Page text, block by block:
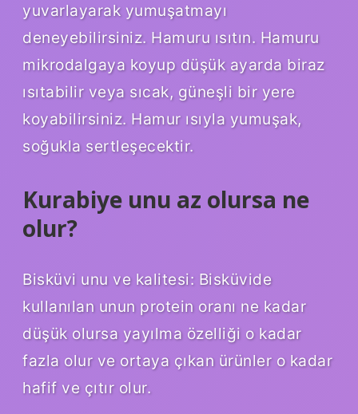
yuvarlayarak yumuşatmayı
deneyebilirsiniz. Hamuru ısıtın. Hamuru
mikrodalgaya koyup düşük ayarda biraz
ısıtabilir veya sıcak, güneşli bir yere
koyabilirsiniz. Hamur ısıyla yumuşak,
soğukla ​​sertleşecektir.
Kurabiye unu az olursa ne
olur?
Bisküvi unu ve kalitesi: Bisküvide
kullanılan unun protein oranı ne kadar
düşük olursa yayılma özelliği o kadar
fazla olur ve ortaya çıkan ürünler o kadar
hafif ve çıtır olur.